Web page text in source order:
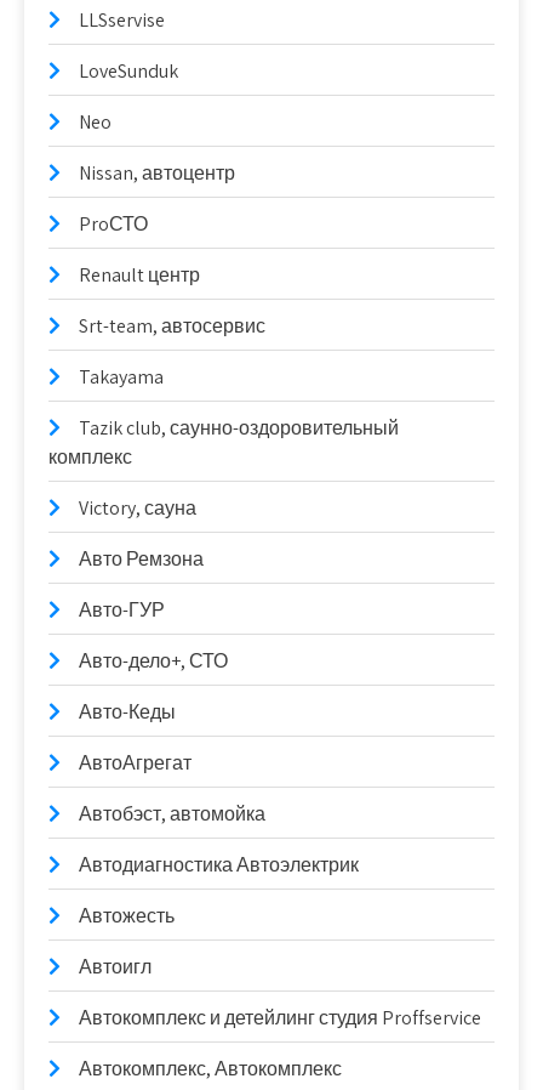
LLSservise
LoveSunduk
Neo
Nissan, автоцентр
ProСТО
Renault центр
Srt-team, автосервис
Takayama
Tazik club, саунно-оздоровительный
комплекс
Victory, сауна
Авто Ремзона
Авто-ГУР
Авто-дело+, СТО
Авто-Кеды
АвтоАгрегат
Автобэст, автомойка
Автодиагностика Автоэлектрик
Автожесть
Автоигл
Автокомплекс и детейлинг студия Proffservice
Автокомплекс, Автокомплекс